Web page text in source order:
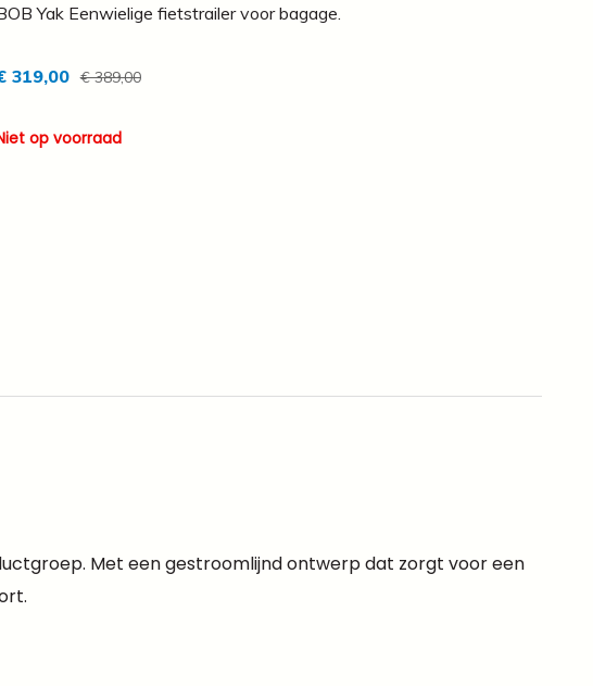
Yak Eenwielige fietstrailer voor bagage.
319,00 € 389,00
op voorraad
Met een gestroomlijnd ontwerp dat zorgt voor een